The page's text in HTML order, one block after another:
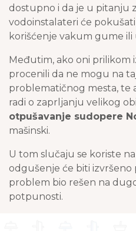
dostupno i da je u pitanju
vodoinstalateri će
korišćenje vakum gume
Međutim, ako oni prilikom
procenili da ne mogu na
problematičnog mesta, te
radi o zaprljanju velikog
otpušavanje sudopere
mašinski.
U tom slučaju se koriste
odgušenje će biti izvršeno
problem bio rešen na
potpunosti.